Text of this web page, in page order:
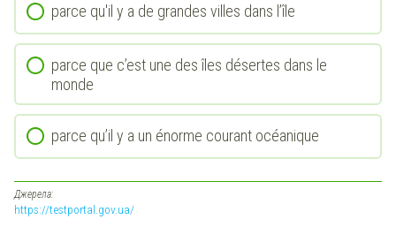
parce qu'il y a de grandes villes dans l’île
parce que c’est une des îles désertes dans le
monde
parce qu’il y a un énorme courant océanique
Джерела:
https://testportal.gov.ua/